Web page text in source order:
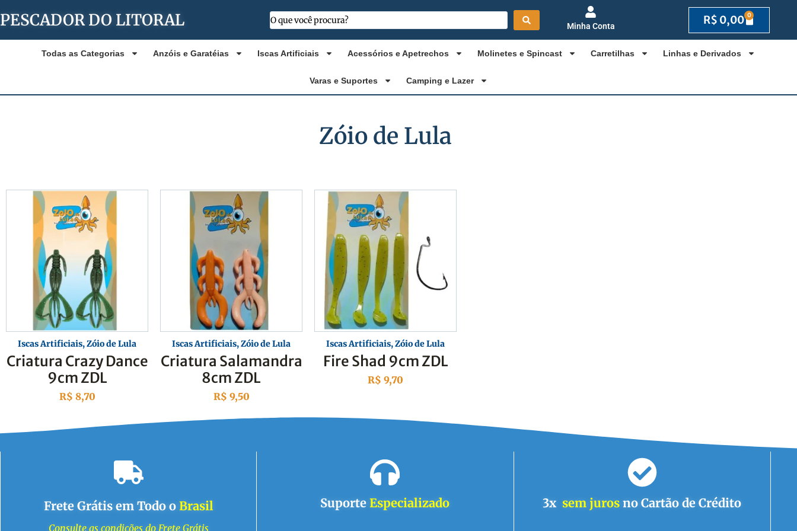
PESCADOR DO LITORAL Minha Conta R$ 0,00 0
Todas as Categorias Anzóis e Garatéias Iscas Artificiais Acessórios e Apetrechos Molinetes e Spincast Carretilhas Linhas e Derivados
Varas e Suportes Camping e Lazer
Zóio de Lula
Iscas Artificiais,Zóio de Lula
Criatura Crazy Dance
9cm ZDL
R$ 8,70
Iscas Artificiais,Zóio de Lula
Criatura Salamandra
8cm ZDL
R$ 9,50
Iscas Artificiais,Zóio de Lula
Fire Shad 9cm ZDL
R$ 9,70
Frete Grátis em Todo o Brasil
Consulte as condições do Frete Grátis
SuporteEspecializado 3x sem juros no Cartão de Crédito